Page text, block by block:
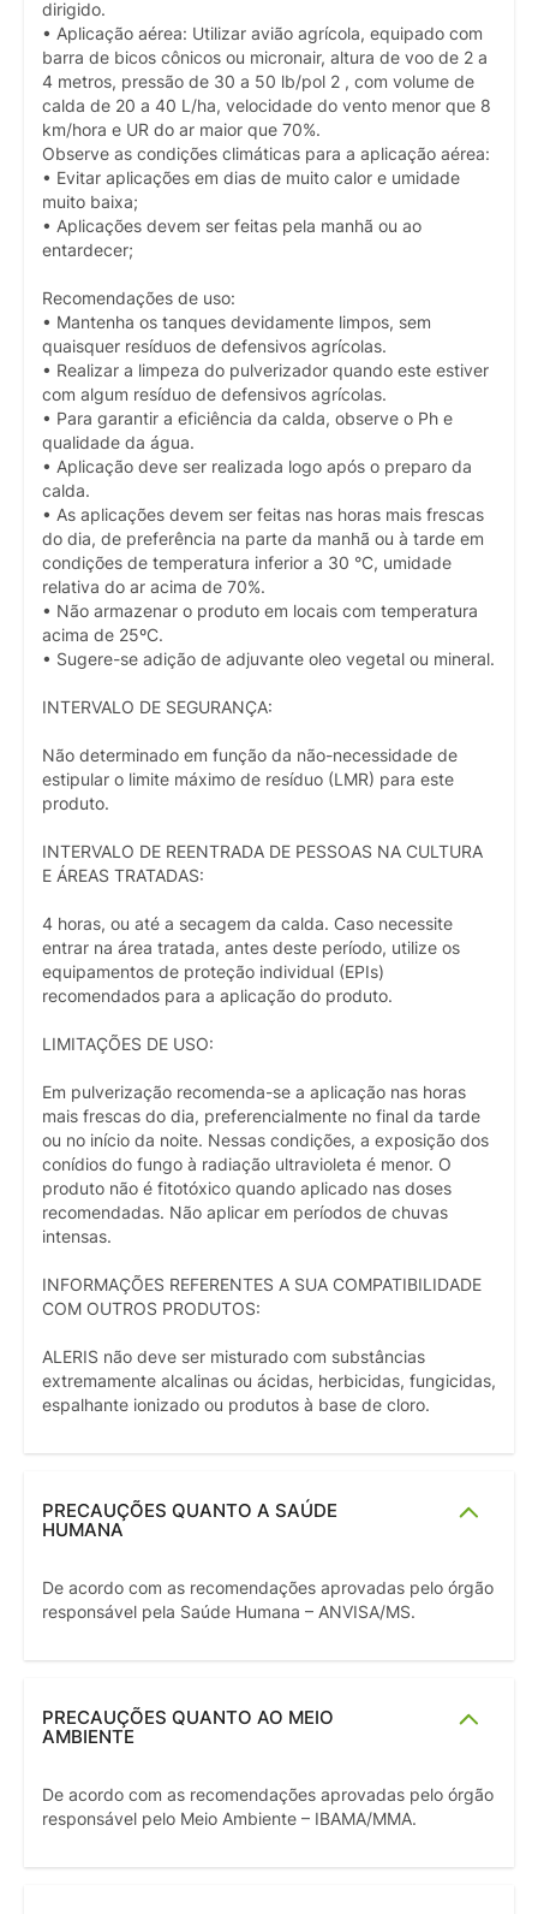
dirigido.
• Aplicação aérea: Utilizar avião agrícola, equipado com
barra de bicos cônicos ou micronair, altura de voo de 2 a
4 metros, pressão de 30 a 50 lb/pol 2 , com volume de
calda de 20 a 40 L/ha, velocidade do vento menor que 8
km/hora e UR do ar maior que 70%.
Observe as condições climáticas para a aplicação aérea:
• Evitar aplicações em dias de muito calor e umidade
muito baixa;
• Aplicações devem ser feitas pela manhã ou ao
entardecer;
Recomendações de uso:
• Mantenha os tanques devidamente limpos, sem
quaisquer resíduos de defensivos agrícolas.
• Realizar a limpeza do pulverizador quando este estiver
com algum resíduo de defensivos agrícolas.
• Para garantir a eficiência da calda, observe o Ph e
qualidade da água.
• Aplicação deve ser realizada logo após o preparo da
calda.
• As aplicações devem ser feitas nas horas mais frescas
do dia, de preferência na parte da manhã ou à tarde em
condições de temperatura inferior a 30 °C, umidade
relativa do ar acima de 70%.
• Não armazenar o produto em locais com temperatura
acima de 25ºC.
• Sugere-se adição de adjuvante oleo vegetal ou mineral.
INTERVALO DE SEGURANÇA:
Não determinado em função da não-necessidade de
estipular o limite máximo de resíduo (LMR) para este
produto.
INTERVALO DE REENTRADA DE PESSOAS NA CULTURA
E ÁREAS TRATADAS:
4 horas, ou até a secagem da calda. Caso necessite
entrar na área tratada, antes deste período, utilize os
equipamentos de proteção individual (EPIs)
recomendados para a aplicação do produto.
LIMITAÇÕES DE USO:
Em pulverização recomenda-se a aplicação nas horas
mais frescas do dia, preferencialmente no final da tarde
ou no início da noite. Nessas condições, a exposição dos
conídios do fungo à radiação ultravioleta é menor. O
produto não é fitotóxico quando aplicado nas doses
recomendadas. Não aplicar em períodos de chuvas
intensas.
INFORMAÇÕES REFERENTES A SUA COMPATIBILIDADE
COM OUTROS PRODUTOS:
ALERIS não deve ser misturado com substâncias
extremamente alcalinas ou ácidas, herbicidas, fungicidas,
espalhante ionizado ou produtos à base de cloro.
PRECAUÇÕES QUANTO A SAÚDE
HUMANA
De acordo com as recomendações aprovadas pelo órgão
responsável pela Saúde Humana – ANVISA/MS.
PRECAUÇÕES QUANTO AO MEIO
AMBIENTE
De acordo com as recomendações aprovadas pelo órgão
responsável pelo Meio Ambiente – IBAMA/MMA.